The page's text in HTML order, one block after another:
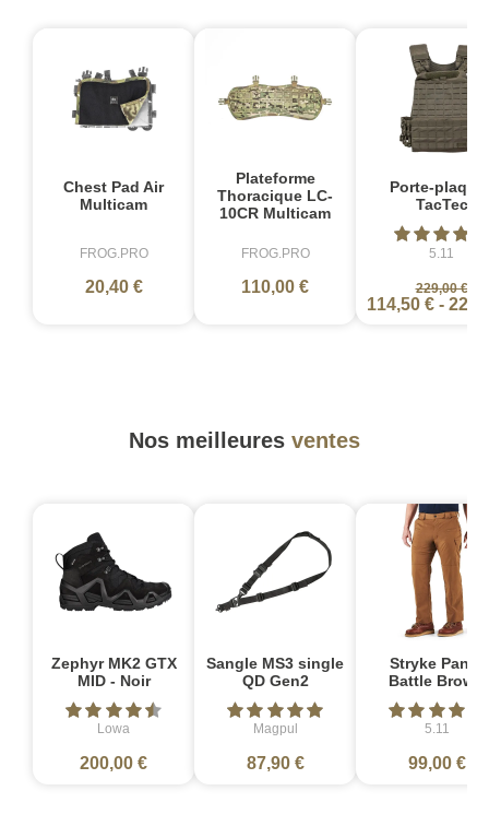
Chest Pad Air
Multicam
FROG.PRO
20,40 €
Plateforme
Thoracique LC-
10CR Multicam
FROG.PRO
110,00 €
Porte-
TacTec
5.11
229,00 €
114,50 € -
Nos meilleures ventes
Zephyr MK2 GTX
MID - Noir
Lowa
200,00 €
Sangle MS3 single
QD Gen2
Magpul
87,90 €
Stryke Pant -
Battle Brown
5.11
99,00 €